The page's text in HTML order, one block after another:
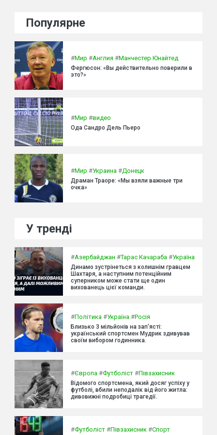
Популярне
#Мир #Англия #Манчестер Юнайтед
Фергюсон: «Вы действительно поверили в
это?»
#Мир #видео
Ода Сандро Дель Пьеро
#Мир #Украина #Донецк
Драман Траоре: «Мы взяли важные три
очка»
У тренді
#Азербайджан #Тарас Качараба #Україна
Динамо зустрінеться з колишнім гравцем
Шахтаря, а наступним потенційним
суперником може стати ще один
вихованець цієї команди.
#Політика #Україна #Росія
Близько 3 мільйонів на зап'ясті:
український спортсмен Мудрик здивував
своїм вибором годинника.
#Європа #Футболіст #Півзахисник
Відомого спортсмена, який досяг успіху у
футболі, вбили неподалік від його житла:
дивовижні подробиці трагедії.
#Футболіст #Півзахисник #Спорт